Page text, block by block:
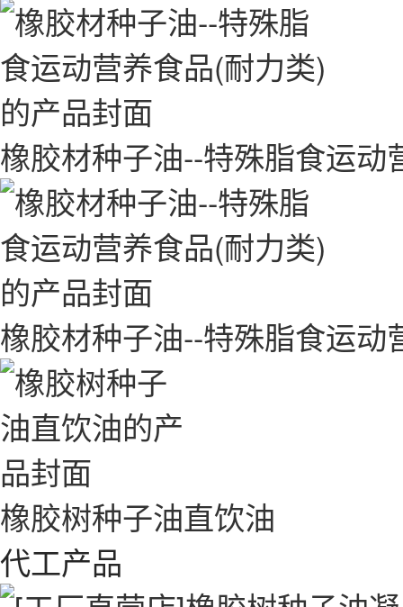
橡胶材种子油--特殊脂食运动
橡胶材种子油--特殊脂食运动
橡胶树种子油直饮油
代工产品